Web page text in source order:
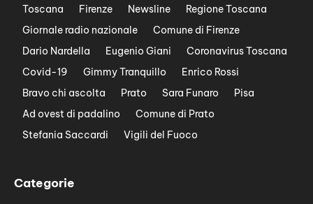
Toscana Firenze Newsline
Regione Toscana
Giornale radio nazionale
Comune di Firenze
Dario Nardella
Eugenio Giani
Coronavirus Toscana
Covid-19
Gimmy Tranquillo
Enrico Rossi
Bravo chi ascolta
Prato Sara Funaro
Pisa
Ad ovest di padalino
Comune di Prato
Stefania Saccardi
Vigili del Fuoco
Categorie